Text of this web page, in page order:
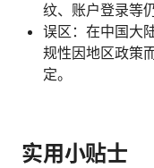
纹、账户登录等
误区：在中国大
规性因地区政策
定。
实用小贴士